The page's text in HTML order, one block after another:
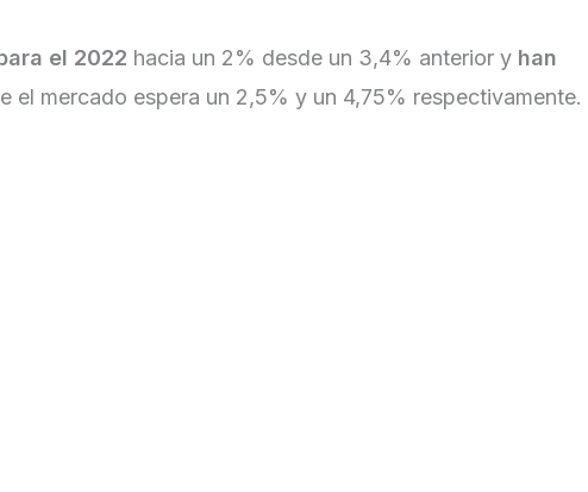
el 2022 hacia un 2% desde un 3,4% anterior y han
el mercado espera un 2,5% y un 4,75% respectivamente.